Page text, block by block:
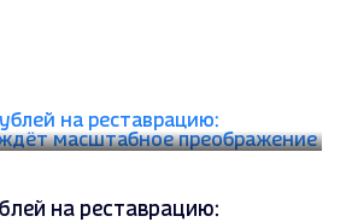
на реставрацию: